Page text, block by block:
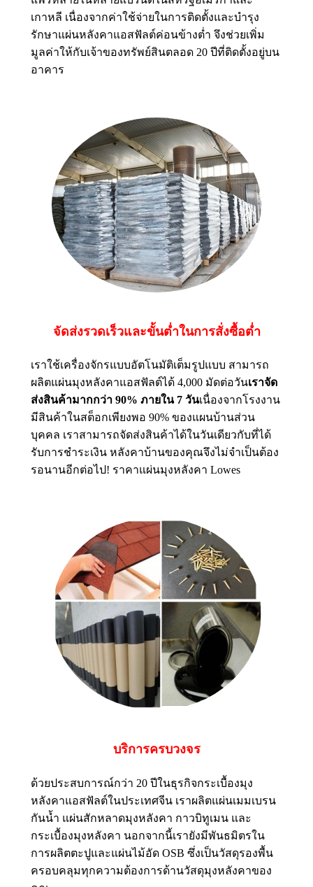
เกาหลี เนื่องจากค่าใช้จ่ายในการติดตั้งและบำรุง
รักษาแผ่นหลังคาแอสฟัลต์ค่อนข้างต่ำ จึงช่วยเพิ่ม
มูลค่าให้กับเจ้าของทรัพย์สินตลอด 20 ปีที่ติดตั้งอยู่บน
อาคาร
จัดส่งรวดเร็วและขั้นต่ำในการสั่งซื้อต่ำ
เราใช้เครื่องจักรแบบอัตโนมัติเต็มรูปแบบ สามารถ
ผลิตแผ่นมุงหลังคาแอสฟัลต์ได้ 4,000 มัดต่อวันเราจัด
ส่งสินค้ามากกว่า 90% ภายใน 7 วันเนื่องจากโรงงาน
มีสินค้าในสต็อกเพียงพอ 90% ของแผนบ้านส่วน
บุคคล เราสามารถจัดส่งสินค้าได้ในวันเดียวกับที่ได้
รับการชำระเงิน หลังคาบ้านของคุณจึงไม่จำเป็นต้อง
รอนานอีกต่อไป! ราคาแผ่นมุงหลังคา Lowes
บริการครบวงจร
ด้วยประสบการณ์กว่า 20 ปีในธุรกิจกระเบื้องมุง
หลังคาแอสฟัลต์ในประเทศจีน เราผลิตแผ่นเมมเบรน
กันน้ำ แผ่นสักหลาดมุงหลังคา กาวบิทูเมน และ
กระเบื้องมุงหลังคา นอกจากนี้เรายังมีพันธมิตรใน
การผลิตตะปูและแผ่นไม้อัด OSB ซึ่งเป็นวัสดุรองพื้น
ครอบคลุมทุกความต้องการด้านวัสดุมุงหลังคาของ